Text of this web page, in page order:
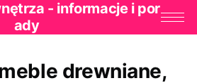
- informacje i por
ady
drewniane,